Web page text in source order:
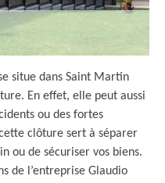
situe dans Saint Martin
En effet, elle peut aussi
ou des fortes
clôture sert à séparer
ou de sécuriser vos biens.
de l’entreprise Glaudio